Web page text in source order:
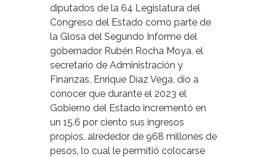
diputados de la 64 Legislatura del
Congreso del Estado como parte de
la Glosa del Segundo Informe del
gobernador Rubén Rocha Moya, el
secretario de Administración y
Finanzas, Enrique Díaz Vega, dio a
conocer que durante el 2023 el
Gobierno del Estado incrementó en
un 15.6 por ciento sus ingresos
propios, alrededor de 968 millones de
pesos, lo cual le permitió colocarse